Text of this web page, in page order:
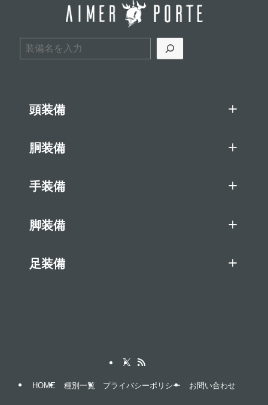
検索
頭装備
胴装備
手装備
脚装備
足装備
HOME 種別一覧 プライバシーポリシー お問い合わせ